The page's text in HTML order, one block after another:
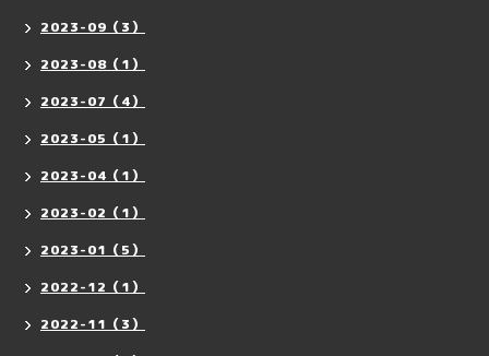
2023-09（3）
2023-08（1）
2023-07（4）
2023-05（1）
2023-04（1）
2023-02（1）
2023-01（5）
2022-12（1）
2022-11（3）